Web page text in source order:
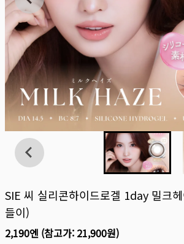
SIE 씨 실리콘하이드로겔 1day 밀크
들이)
2,190엔 (참고가: 21,900원)